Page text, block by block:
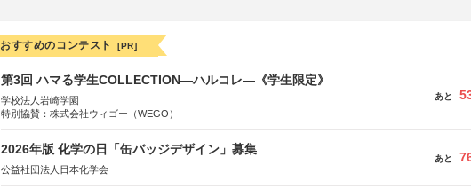
おすすめのコンテスト [PR]
第3回 ハマる学生COLLECTION―ハルコレ―《学生限定》
学校法人岩崎学園
特別協賛：株式会社ウィゴー（WEGO）
あと
2026年版 化学の日「缶バッジデザイン」募集
公益社団法人日本化学会
あと